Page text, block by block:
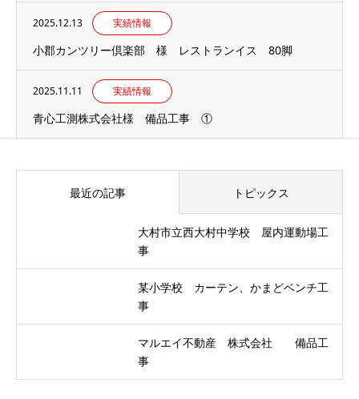
2025.12.13 実績情報
小郡カンツリー倶楽部 様 レストランイス 80脚
2025.11.11 実績情報
青心工測株式会社様 備品工事 ①
最近の記事 トピックス
大村市立西大村中学校 屋内運動場工
事
某小学校 カーテン、かまどベンチ工
事
マルエイ不動産 株式会社 備品工
事